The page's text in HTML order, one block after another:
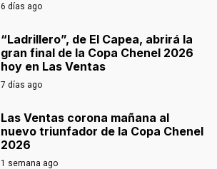
6 días ago
“Ladrillero”, de El Capea, abrirá la
gran final de la Copa Chenel 2026
hoy en Las Ventas
7 días ago
Las Ventas corona mañana al
nuevo triunfador de la Copa Chenel
2026
1 semana ago